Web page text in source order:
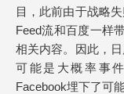
目，此前由于战略
Feed流和百度一样
相关内容。因此，
可能是大概率事
Facebook埋下了可能